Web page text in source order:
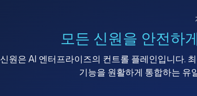
모든 신원을 안전하
신원은 AI 엔터프라이즈의 컨트롤 플레인입니다.
기능을 원활하게 통합하는 유